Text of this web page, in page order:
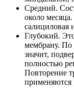
Средний.
около
салициловая
Глубокий.
мембрану. По
значит,
полностью
Повторение
применяются